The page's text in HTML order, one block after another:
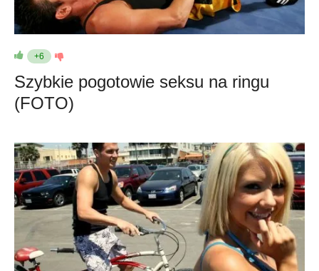
+6
Szybkie pogotowie seksu na ringu
(FOTO)